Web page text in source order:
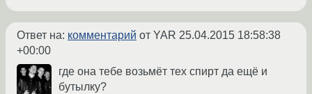
Ответ на: комментарий от YAR 25.04.2015 18:58:38
+00:00
где она тебе возьмёт тех спирт да ещё и
бутылку?